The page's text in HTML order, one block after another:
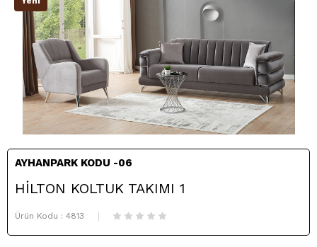
AYHANPARK KODU -06
HİLTON KOLTUK TAKIMI 1
Ürün Kodu : 4813